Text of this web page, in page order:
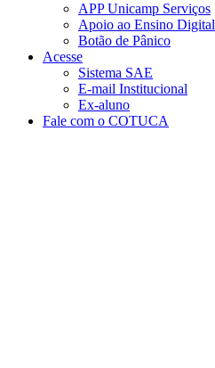
APP Unicamp Serviços
Apoio ao Ensino Digital
Botão de Pânico
Acesse
Sistema SAE
E-mail Institucional
Ex-aluno
Fale com o COTUCA